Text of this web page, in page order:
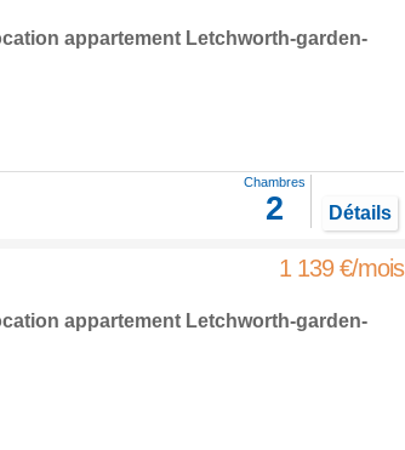
appartement Letchworth-garden-
Chambres
2 Détails
1 139 €/mois
appartement Letchworth-garden-